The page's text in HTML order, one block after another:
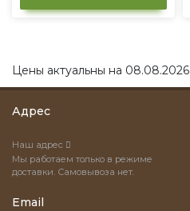
Цены актуальны на 08.08.2026
Адрес
Наш адрес
Мы работаем только в режиме
доставки. Самовывоза нет.
Email